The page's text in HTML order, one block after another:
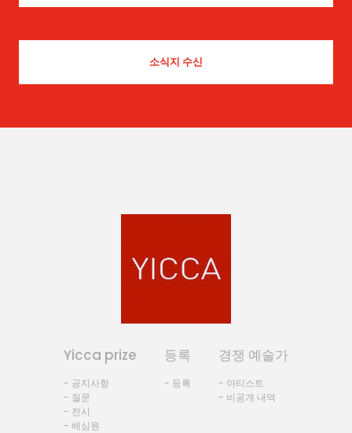
Les Fleurs du Mal
Yicca prize
- 공지사항
- 질문
- 전시
- 배심원
등록
- 등록
경쟁 예술가
- 아티스트
- 비공개 내역